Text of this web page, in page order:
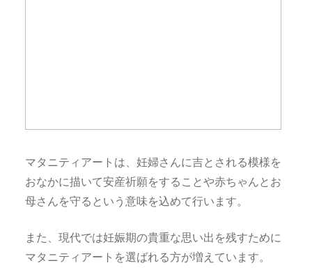
マタニティアートは、妊婦さんに吉とされる模様を
おなかに描いて安産祈願をすることや赤ちゃんとお
母さんを守るという意味を込めて行います。
また、現代では妊娠期の貴重な思い出を残すために
マタニティアートを選ばれる方が増えています。